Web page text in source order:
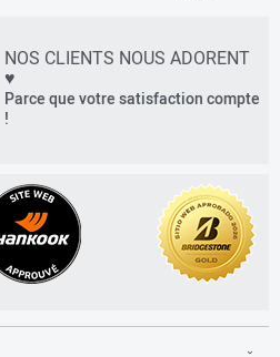
NOS CLIENTS NOUS ADORENT
♥
Parce que votre satisfaction compte
!